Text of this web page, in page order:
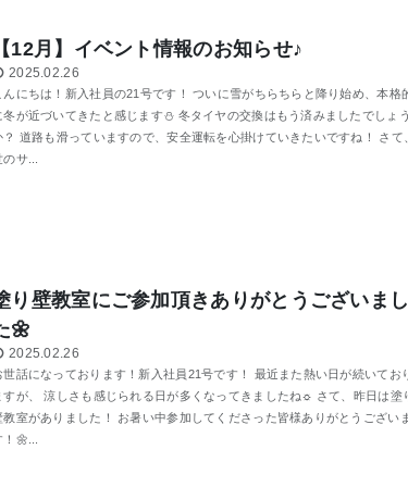
12月】イベント情報のお知らせ♪
2025.02.26
んにちは！新入社員の21号です！ ついに雪がちらちらと降り始め、本格
冬が近づいてきたと感じます⛄ 冬タイヤの交換はもう済みましたでしょう
？ 道路も滑っていますので、安全運転を心掛けていきたいですね！ さて
のサ...
り壁教室にご参加頂きありがとうございまし
🌼
2025.02.26
世話になっております！新入社員21号です！ 最近また熱い日が続いてお
すが、 涼しさも感じられる日が多くなってきましたね☼ さて、昨日は塗
教室がありました！ お暑い中参加してくださった皆様ありがとうございま
！🌼...